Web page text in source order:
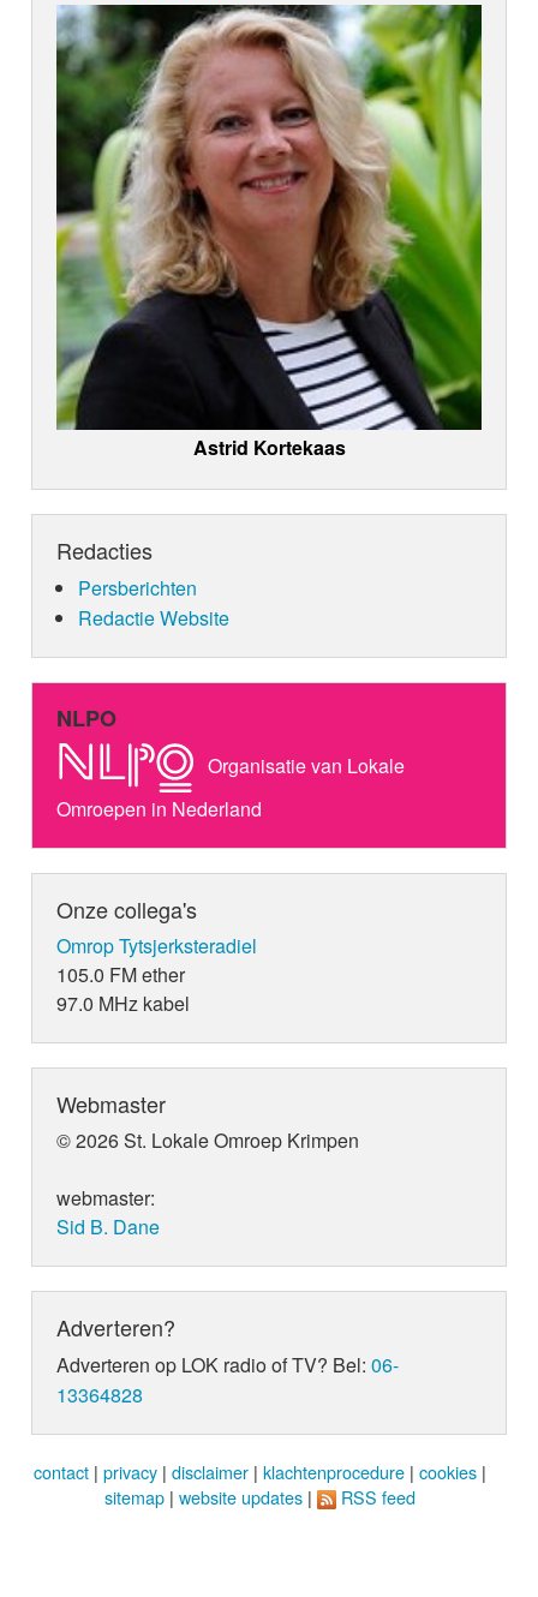
Astrid Kortekaas
Redacties
Persberichten
Redactie Website
NLPO
Organisatie van Lokale
Omroepen in Nederland
Onze collega's
Omrop Tytsjerksteradiel
105.0 FM ether
97.0 MHz kabel
Webmaster
© 2026 St. Lokale Omroep Krimpen
webmaster:
Sid B. Dane
Adverteren?
Adverteren op LOK radio of TV? Bel:06-
13364828
contact | privacy | disclaimer | klachtenprocedure | cookies |
sitemap | website updates | RSS feed